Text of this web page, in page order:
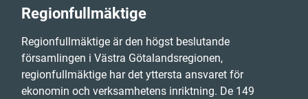
Regionfullmäktige
Regionfullmäktige är den högst beslutande
församlingen i Västra Götalandsregionen,
regionfullmäktige har det yttersta ansvaret för
ekonomin och verksamhetens inriktning. De 149